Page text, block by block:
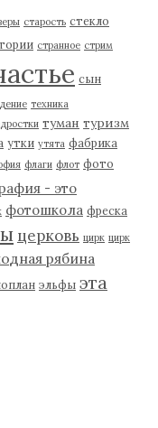
старость стекло
странное стрим
сын
техника
туман туризм
утки утята фабрика
флаги флот фото
- это
фотошкола фреска
церковь цирк цирк
рябина
эльфы эта